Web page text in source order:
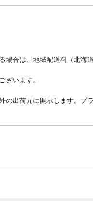
場合は、地域配送料（北
ざいます。
の出荷元に開示します。プ